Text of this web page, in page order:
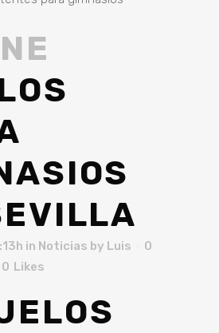
in Noticias by Luis
0
0 Likes